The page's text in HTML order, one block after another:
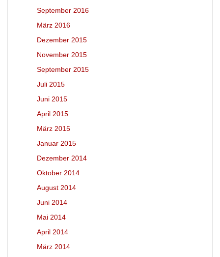
September 2016
März 2016
Dezember 2015
November 2015
September 2015
Juli 2015
Juni 2015
April 2015
März 2015
Januar 2015
Dezember 2014
Oktober 2014
August 2014
Juni 2014
Mai 2014
April 2014
März 2014